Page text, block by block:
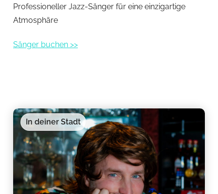
Professioneller Jazz-Sänger für eine einzigartige
Atmosphäre
Sänger buchen >>
In deiner Stadt